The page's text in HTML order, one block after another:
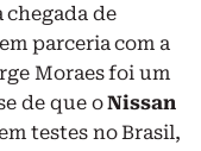
de
parceria com a
Moraes foi um
de que oNissan
testes no Brasil,